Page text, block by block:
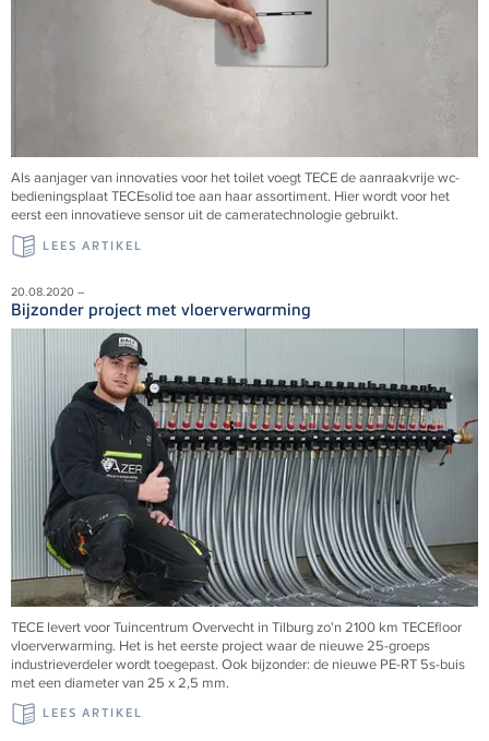
Als aanjager van innovaties voor het toilet voegt TECE de aanraakvrije wc-
bedieningsplaat TECEsolid toe aan haar assortiment. Hier wordt voor het
eerst een innovatieve sensor uit de cameratechnologie gebruikt.
LEES ARTIKEL
20.08.2020 –
Bijzonder project met vloerverwarming
TECE levert voor Tuincentrum Overvecht in Tilburg zo'n 2100 km TECEfloor
vloerverwarming. Het is het eerste project waar de nieuwe 25-groeps
industrieverdeler wordt toegepast. Ook bijzonder: de nieuwe PE-RT 5s-buis
met een diameter van 25 x 2,5 mm.
LEES ARTIKEL